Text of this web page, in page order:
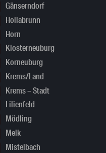
Gänserndorf
Hollabrunn
Horn
Klosterneuburg
Korneuburg
Krems/Land
Krems – Stadt
Lilienfeld
Mödling
Melk
Mistelbach